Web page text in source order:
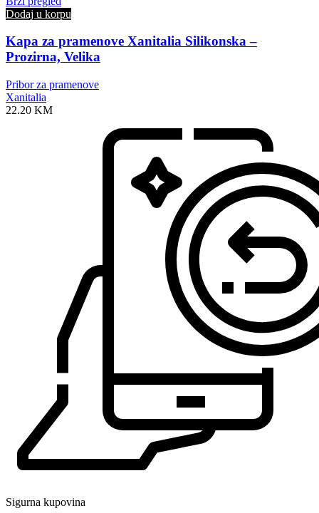
Dodaj u korpu
Kapa za pramenove Xanitalia Silikonska –
Prozirna, Velika
Pribor za pramenove
Xanitalia
22.20 KM
Sigurna kupovina